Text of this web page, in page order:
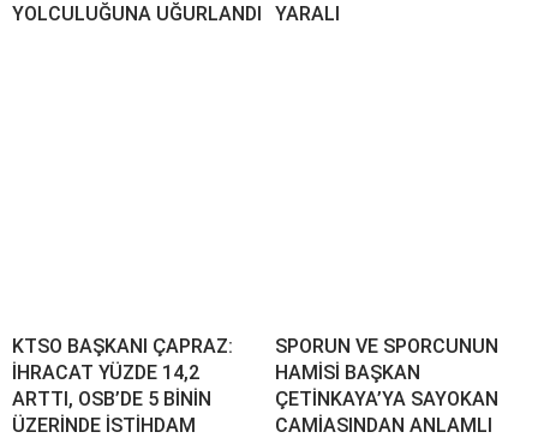
YOLCULUĞUNA UĞURLANDI
YARALI
KTSO BAŞKANI ÇAPRAZ:
İHRACAT YÜZDE 14,2
ARTTI, OSB’DE 5 BİNİN
ÜZERİNDE İSTİHDAM
SPORUN VE SPORCUNUN
HAMİSİ BAŞKAN
ÇETİNKAYA’YA SAYOKAN
CAMİASINDAN ANLAMLI